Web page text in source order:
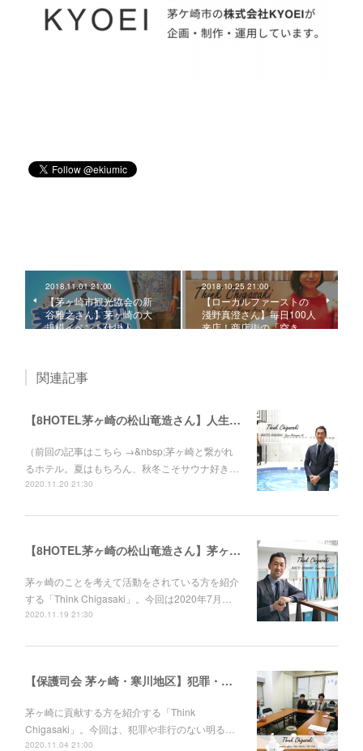
2018.11.01 21:00
【茅ヶ崎市観光協会の新
谷雅之さん】茅ヶ崎の大
規模イベント仕掛人。
2018.10.25 21:00
【ローカルファーストの
淺野真澄さん】毎日100人
来店！商店街の「空き…
関連記事
【8HOTEL茅ヶ崎の松山竜造さん】人生を変えた、社長との再会。ゼットンから湘南レーベルへ。
（前回の記事はこちら →&nbsp;茅ヶ崎と繋がれ
るホテル。夏はもちろん、秋冬こそサウナ好き…
2020.11.20 21:30
【8HOTEL茅ヶ崎の松山竜造さん】茅ヶ崎と繋がれるホテル。夏はもちろん、秋冬こそサウナ好きに来て欲しい。
茅ヶ崎のことを考えて活動をされている方を紹介
する「Think Chigasaki」。今回は2020年7月…
2020.11.19 21:30
【保護司会 茅ヶ崎・寒川地区】犯罪・非行から立ち直ろうとする人に、寄り添う人がいます。保護司の板坂光明さん、戸井田 慎さん
茅ヶ崎に貢献する方を紹介する「Think
Chigasaki」。今回は、犯罪や非行のない明る…
2020.11.04 21:00